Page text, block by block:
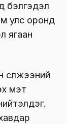
бэлгэдэл
улс оронд
ягаан
сүлжээний
мэт